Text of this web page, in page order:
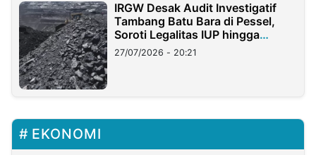
IRGW Desak Audit Investigatif
Tambang Batu Bara di Pessel,
Soroti Legalitas IUP hingga
Stockpile
27/07/2026 - 20:21
EKONOMI